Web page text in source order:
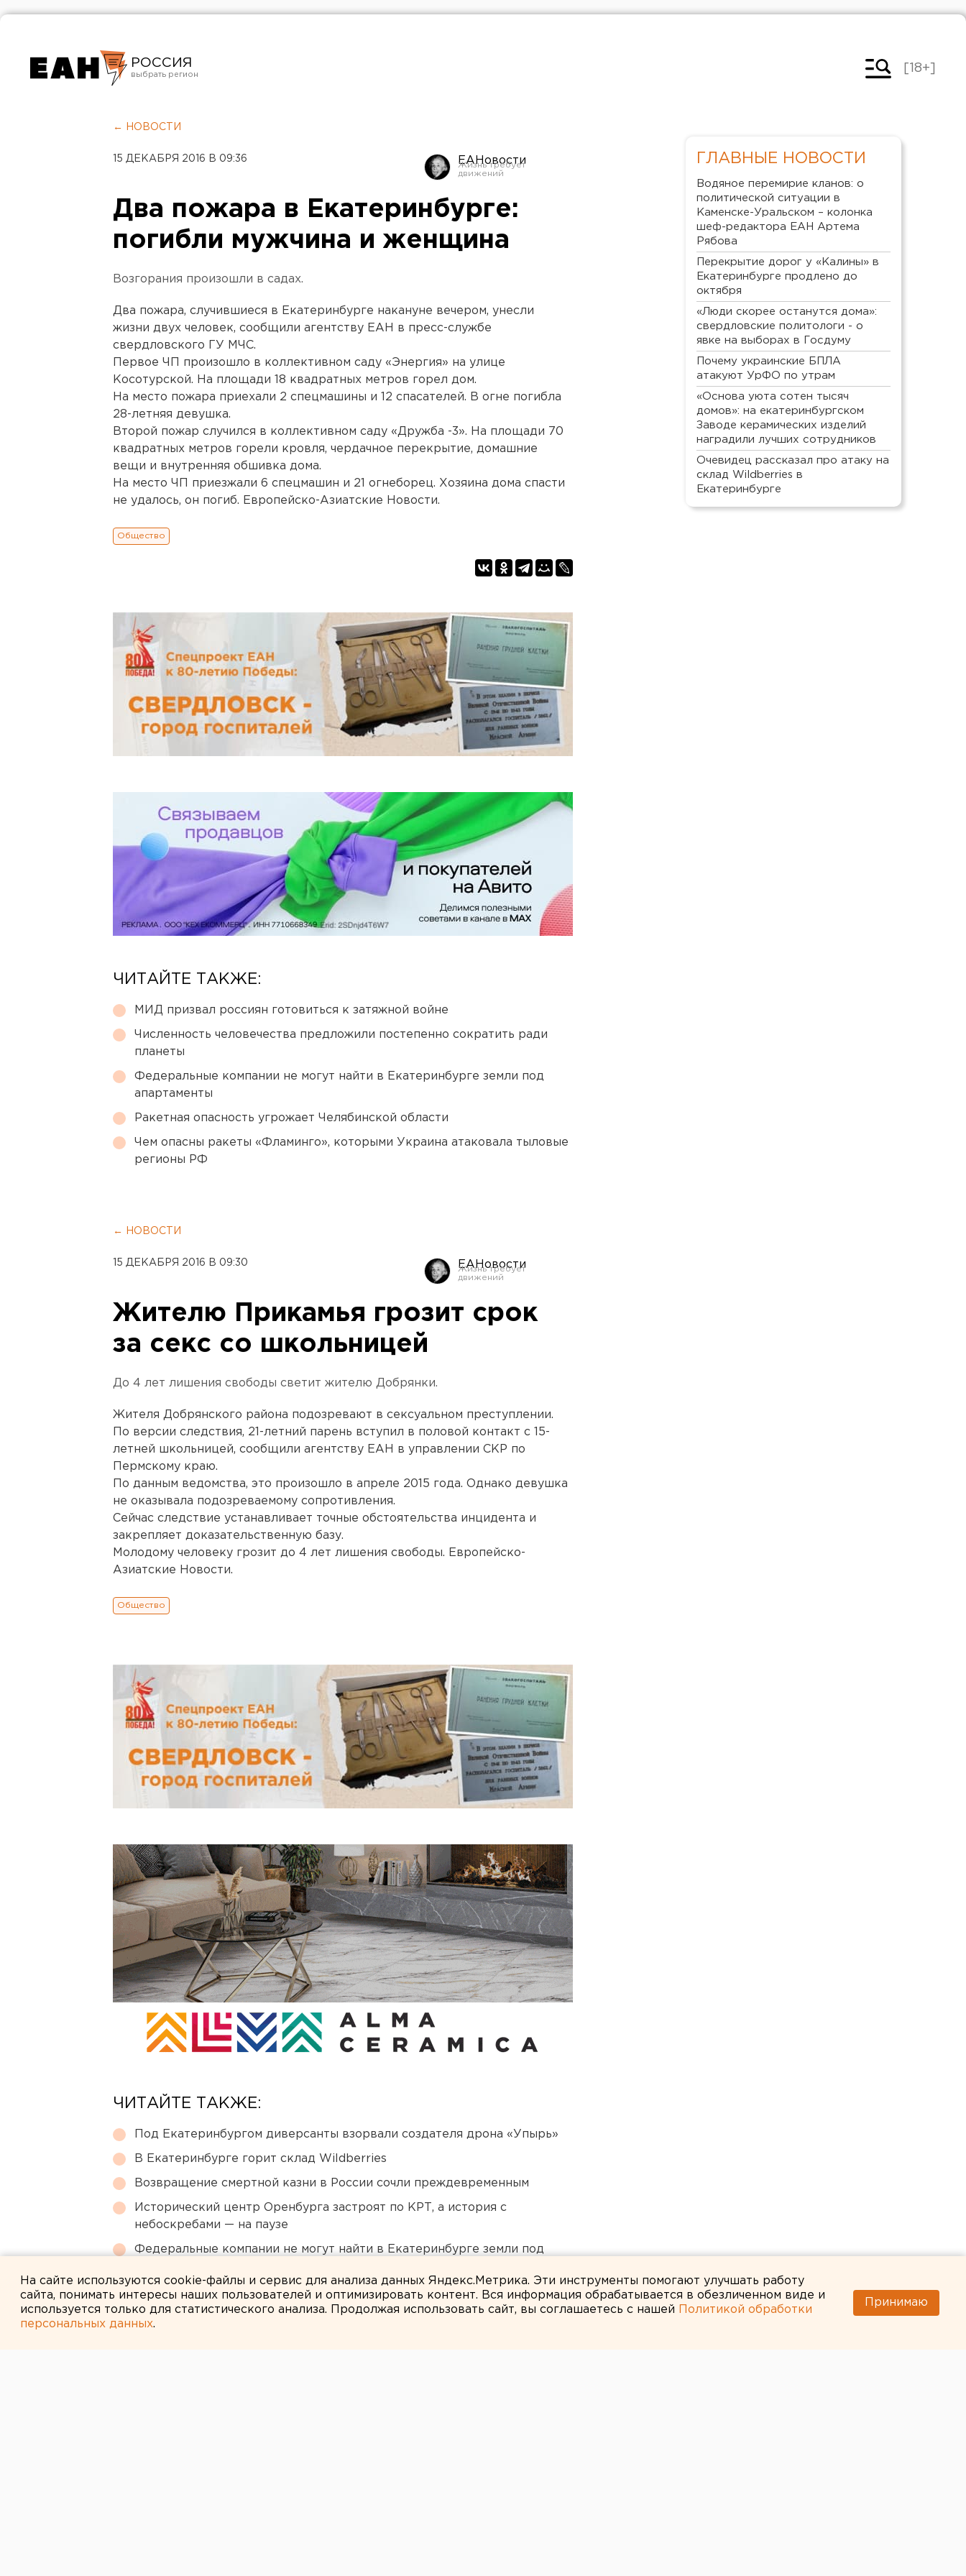
РОССИЯ
Челябинск
[18+]
← НОВОСТИ
15 ДЕКАБРЯ 2016 В 09:36 ЕАНовости
Два пожара в Екатеринбурге:
погибли мужчина и женщина
Возгорания произошли в садах.
Два пожара, случившиеся в Екатеринбурге накануне вечером, унесли
жизни двух человек, сообщили агентству ЕАН в пресс-службе
свердловского ГУ МЧС.
Первое ЧП произошло в коллективном саду «Энергия» на улице
Косотурской. На площади 18 квадратных метров горел дом.
На место пожара приехали 2 спецмашины и 12 спасателей. В огне погибла
28-летняя девушка.
Второй пожар случился в коллективном саду «Дружба -3». На площади 70
квадратных метров горели кровля, чердачное перекрытие, домашние
вещи и внутренняя обшивка дома.
На место ЧП приезжали 6 спецмашин и 21 огнеборец. Хозяина дома спасти
не удалось, он погиб. Европейско-Азиатские Новости.
Общество
ЧИТАЙТЕ ТАКЖЕ:
МИД призвал россиян готовиться к затяжной войне
Численность человечества предложили постепенно сократить ради
планеты
Федеральные компании не могут найти в Екатеринбурге земли под
апартаменты
Ракетная опасность угрожает Челябинской области
Чем опасны ракеты «Фламинго», которыми Украина атаковала тыловые
регионы РФ
← НОВОСТИ
15 ДЕКАБРЯ 2016 В 09:30 ЕАНовости
Жителю Прикамья грозит срок
за секс со школьницей
До 4 лет лишения свободы светит жителю Добрянки.
Жителя Добрянского района подозревают в сексуальном преступлении.
По версии следствия, 21-летний парень вступил в половой контакт с 15-
летней школьницей, сообщили агентству ЕАН в управлении СКР по
Пермскому краю.
По данным ведомства, это произошло в апреле 2015 года. Однако девушка
не оказывала подозреваемому сопротивления.
Сейчас следствие устанавливает точные обстоятельства инцидента и
закрепляет доказательственную базу.
Молодому человеку грозит до 4 лет лишения свободы. Европейско-
Азиатские Новости.
Общество
ЧИТАЙТЕ ТАКЖЕ:
Под Екатеринбургом диверсанты взорвали создателя дрона «Упырь»
В Екатеринбурге горит склад Wildberries
Возвращение смертной казни в России сочли преждевременным
Исторический центр Оренбурга застроят по КРТ, а история с
небоскребами — на паузе
Федеральные компании не могут найти в Екатеринбурге земли под
ГЛАВНЫЕ НОВОСТИ
Водяное перемирие кланов: о
политической ситуации в
Каменске-Уральском – колонка
шеф-редактора ЕАН Артема
Рябова
Перекрытие дорог у «Калины» в
Екатеринбурге продлено до
октября
«Люди скорее останутся дома»:
свердловские политологи - о
явке на выборах в Госдуму
Почему украинские БПЛА
атакуют УрФО по утрам
«Основа уюта сотен тысяч
домов»: на екатеринбургском
Заводе керамических изделий
наградили лучших сотрудников
Очевидец рассказал про атаку на
склад Wildberries в
Екатеринбурге
На сайте используются cookie-файлы и сервис для анализа данных Яндекс.Метрика. Эти инструменты помогают улучшать работу
сайта, понимать интересы наших пользователей и оптимизировать контент. Вся информация обрабатывается в обезличенном виде и
используется только для статистического анализа. Продолжая использовать сайт, вы соглашаетесь с нашей
Политикой обработки
персональных данных.
Принимаю